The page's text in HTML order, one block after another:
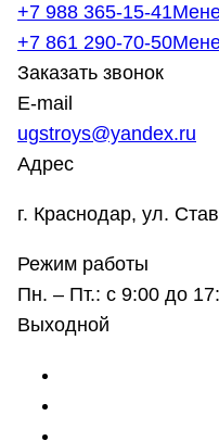
+7 988 365-15-41
+7 861 290-70-50
Заказать звонок
E-mail
ugstroys@yandex.ru
Адрес
г. Краснодар, ул.
Режим работы
Пн. – Пт.: с 9:00 до
Выходной